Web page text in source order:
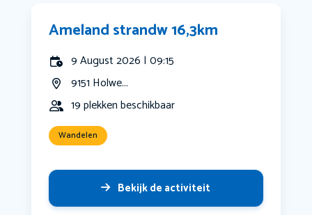
Ameland strandw 16,3km
9 August 2026 | 09:15
9151 Holwe...
19 plekken beschikbaar
Wandelen
Bekijk de activiteit